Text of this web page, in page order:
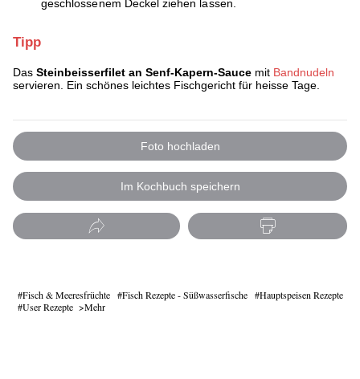
geschlossenem Deckel ziehen lassen.
Tipp
Das Steinbeisserfilet an Senf-Kapern-Sauce mit Bandnudeln
servieren. Ein schönes leichtes Fischgericht für heisse Tage.
Foto hochladen
Im Kochbuch speichern
Fisch & Meeresfrüchte Fisch Rezepte - Süßwasserfische
Hauptspeisen Rezepte
User Rezepte
Mehr